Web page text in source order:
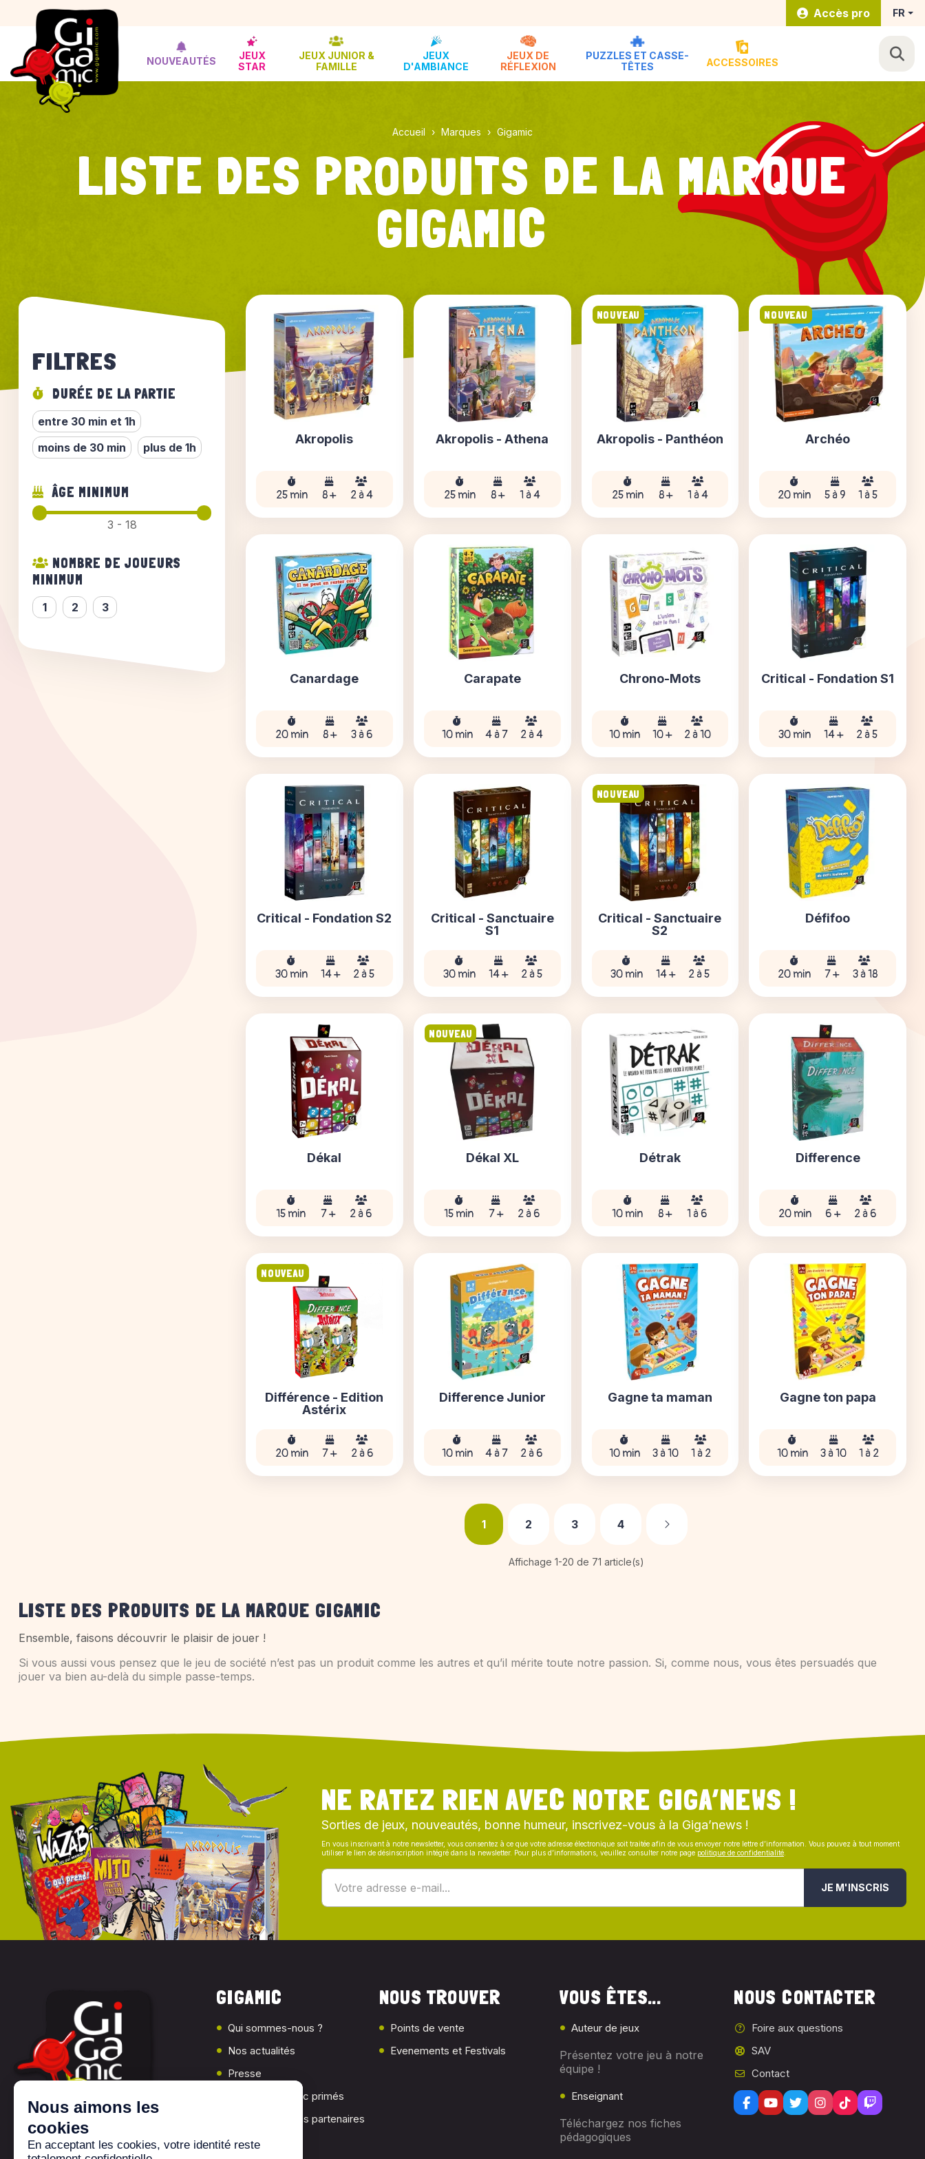
Accès pro FR
NOUVEAUTÉS
JEUX
STAR
JEUX JUNIOR &
FAMILLE
JEUX
D'AMBIANCE
JEUX DE
RÉFLEXION
PUZZLES ET CASSE-
TÊTES
ACCESSOIRES
Accueil Marques Gigamic
LISTE DES PRODUITS DE LA MARQUE
GIGAMIC
FILTRES
DURÉE DE LA PARTIE
entre 30 min et 1h
moins de 30 min
plus de 1h
ÂGE MINIMUM
3 - 18
NOMBRE DE JOUEURS
MINIMUM
1 2 3
Akropolis
25 min 8 + 2 à 4
Akropolis - Athena
25 min 8 + 1 à 4
Akropolis - Panthéon
25 min 8 + 1 à 4
NOUVEAU
Archéo
20 min 5 à 9 1 à 5
NOUVEAU
Canardage
20 min 8 + 3 à 6
Carapate
10 min 4 à 7 2 à 4
Chrono-Mots
10 min 10 + 2 à 10
Critical - Fondation S1
30 min 14 + 2 à 5
Critical - Fondation S2
30 min 14 + 2 à 5
Critical - Sanctuaire
S1
30 min 14 + 2 à 5
Critical - Sanctuaire
S2
30 min 14 + 2 à 5
NOUVEAU
Défifoo
20 min 7 + 3 à 18
Dékal
15 min 7 + 2 à 6
Dékal XL
15 min 7 + 2 à 6
NOUVEAU
Détrak
10 min 8 + 1 à 6
Difference
20 min 6 + 2 à 6
Différence - Edition
Astérix
20 min 7 + 2 à 6
NOUVEAU
Difference Junior
10 min 4 à 7 2 à 6
Gagne ta maman
10 min 3 à 10 1 à 2
Gagne ton papa
10 min 3 à 10 1 à 2
1 2 3 4 Suivant
Affichage 1-20 de 71 article(s)
LISTE DES PRODUITS DE LA MARQUE GIGAMIC
Ensemble, faisons découvrir le plaisir de jouer !
Si vous aussi vous pensez que le jeu de société n’est pas un produit comme les autres et qu’il mérite toute notre passion. Si, comme nous, vous êtes persuadés que
jouer va bien au-delà du simple passe-temps.
NE RATEZ RIEN AVEC NOTRE GIGA’NEWS !
Sorties de jeux, nouveautés, bonne humeur, inscrivez-vous à la Giga’news !
En vous inscrivant à notre newsletter, vous consentez à ce que votre adresse électronique soit traitée afin de vous envoyer notre lettre d’information. Vous pouvez à tout moment
utiliser le lien de désinscription intégré dans la newsletter. Pour plus d’informations, veuillez consulter notre page politique de confidentialité
JE M'INSCRIS
GIGAMIC
Qui sommes-nous ?
Nos actualités
Presse
Les jeux Gigamic primés
Nos associations partenaires
NOUS TROUVER
Points de vente
Evenements et Festivals
VOUS ÊTES...
Auteur de jeux
Présentez votre jeu à notre
équipe !
Enseignant
Téléchargez nos fiches
pédagogiques
NOUS CONTACTER
Foire aux questions
SAV
Contact